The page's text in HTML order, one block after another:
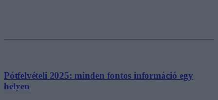
Pótfelvételi 2025: minden fontos információ egy
helyen